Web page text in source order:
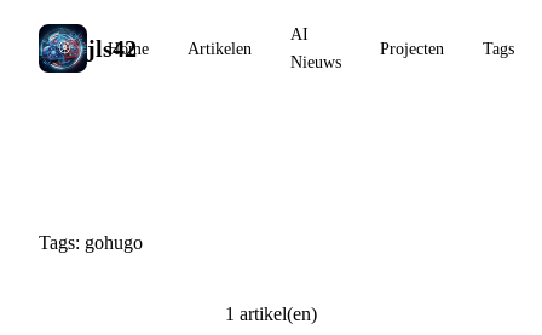
jls42
Home Artikelen
AI
Nieuws
Projecten Tags
Tags: gohugo
1 artikel(en)